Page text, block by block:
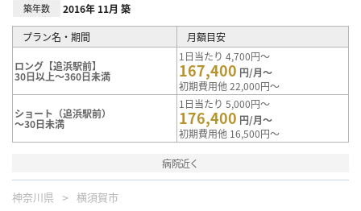
築年数 2016年 11月 築
プラン名・期間 月額目安
ロング【追浜駅前】
30日以上～360日未満
1日当たり 4,700円～
167,400 円/月～
初期費用他 22,000円～
ショート（追浜駅前）
～30日未満
1日当たり 5,000円～
176,400 円/月～
初期費用他 16,500円～
病院近く
神奈川県 横須賀市